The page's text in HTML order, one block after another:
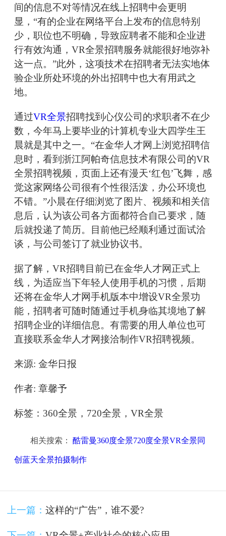
间的信息不对等情况在线上招聘中会更明
显，“有的企业在网络平台上发布的信息特别
少，职位也不明确，导致应聘者不能和企业进
行有效沟通，VR全景招聘服务就能很好地弥补
这一点。”此外，这项技术在招聘者无法实地体
验企业所处环境的外出招聘中也大有用武之
地。
通过VR全景招聘找到心仪公司的求职者不在少
数，今年马上要毕业的计算机专业大四学生王
晨就是其中之一。“在金华人才网上浏览招聘信
息时，看到浙江阿帕奇信息技术有限公司的VR
全景招聘视频，页面上还有漫天‘红包’飞舞，感
觉这家网络公司很有个性很活泼，办公环境也
不错。”小晨在仔细浏览了图片、视频和相关信
息后，认为该公司各方面都符合自己要求，随
后就投递了简历。目前他已经顺利通过面试洽
谈，与公司签订了就业协议书。
据了解，VR招聘目前已在金华人才网正式上
线，为适应当下年轻人使用手机的习惯，后期
还将在金华人才网手机版本中增设VR全景功
能，招聘者可随时随通过手机身临其境地了解
招聘企业的详细信息。有需要的用人单位也可
直接联系金华人才网接洽制作VR招聘视频。
来源: 金华日报
作者: 章馨予
标签：360全景，720全景，VR全景
相关搜索： 酷雷曼360度全景720度全景VR全景同
创蓝天全景拍摄制作
上一篇： 这样的“广告”，谁不爱?